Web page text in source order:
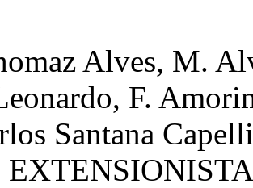
Alves, M.
F.
Santana